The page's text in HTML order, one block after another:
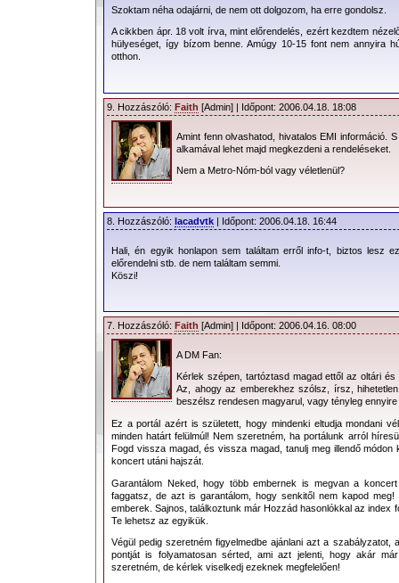
Szoktam néha odajárni, de nem ott dolgozom, ha erre gondolsz.
A cikkben ápr. 18 volt írva, mint előrendelés, ezért kezdtem
hülyeséget, így bízom benne. Amúgy 10-15 font nem annyira
otthon.
9. Hozzászóló: Faith [Admin] | Időpont: 2006.04.18. 18:08
Amint fenn olvashatod, hivatalos EMI információ.
alkamával lehet majd megkezdeni a rendeléseket.
Nem a Metro-Nóm-ból vagy véletlenül?
8. Hozzászóló: lacadvtk | Időpont: 2006.04.18. 16:44
Hali, én egyik honlapon sem találtam erről info-t, biztos lesz
előrendelni stb. de nem találtam semmi.
Köszi!
7. Hozzászóló: Faith [Admin] | Időpont: 2006.04.16. 08:00
A DM Fan:
Kérlek szépen, tartóztasd magad ettől az oltári
Az, ahogy az emberekhez szólsz, írsz,
beszélsz rendesen magyarul, vagy tényleg
Ez a portál azért is született, hogy mindenki eltudja mondani
minden határt felülmúl! Nem szeretném, ha portálunk arról
Fogd vissza magad, és vissza magad, tanulj meg illendő
koncert utáni hajszát.
Garantálom Neked, hogy több embernek is megvan a
faggatsz, de azt is garantálom, hogy senkitől nem kapod
emberek. Sajnos, találkoztunk már Hozzád hasonlókkal az index
Te lehetsz az egyikük.
Végül pedig szeretném figyelmedbe ajánlani azt a szabályzatot,
pontját is folyamatosan sérted, ami azt jelenti, hogy akár
szeretném, de kérlek viselkedj ezeknek megfelelően!